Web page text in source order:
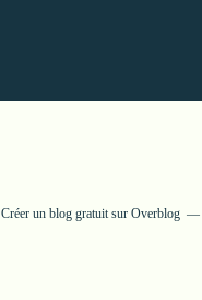
Créer un blog gratuit sur Overblog